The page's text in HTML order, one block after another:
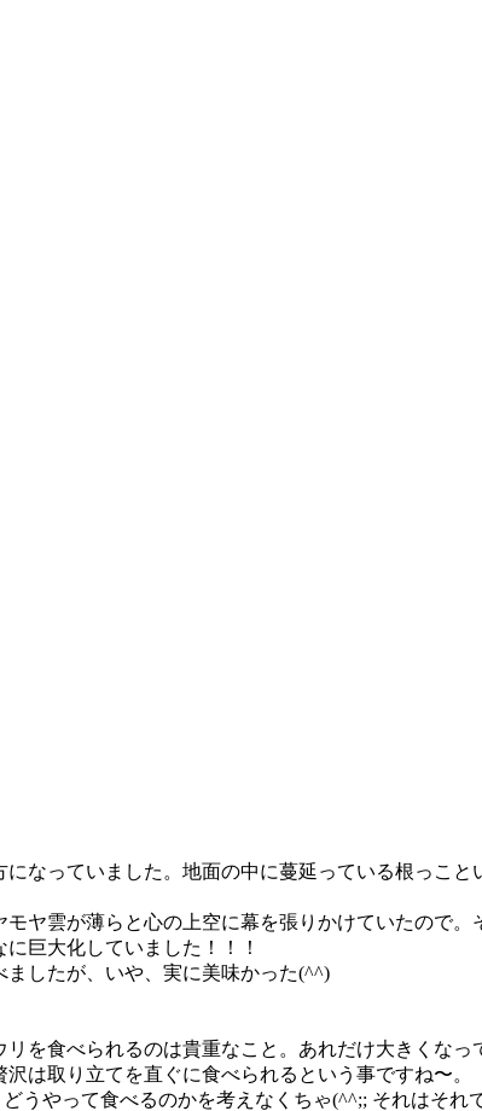
なっていました。地面の中に蔓延っている根っこ
ヤ雲が薄らと心の上空に幕を張りかけていたので
巨大化していました！！！
したが、いや、実に美味かった(^^)
を食べられるのは貴重なこと。あれだけ大きくな
は取り立てを直ぐに食べられるという事ですね〜。
うやって食べるのかを考えなくちゃ(^^;; それはそれ